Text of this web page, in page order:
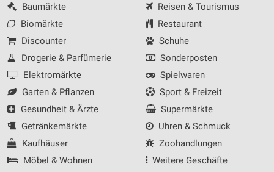
Baumärkte
Biomärkte
Discounter
Drogerie & Parfümerie
Elektromärkte
Garten & Pflanzen
Gesundheit & Ärzte
Getränkemärkte
Kaufhäuser
Möbel & Wohnen
Reisen & Tourismus
Restaurant
Schuhe
Sonderposten
Spielwaren
Sport & Freizeit
Supermärkte
Uhren & Schmuck
Zoohandlungen
Weitere Geschäfte